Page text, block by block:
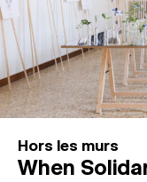
Hors les murs
When